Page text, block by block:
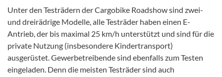
Unter den Testrädern der Cargobike Roadshow sind zwei-
und dreirädrige Modelle, alle Testräder haben einen E-
Antrieb, der bis maximal 25 km/h unterstützt und sind für die
private Nutzung (insbesondere Kindertransport)
ausgerüstet. Gewerbetreibende sind ebenfalls zum Testen
eingeladen. Denn die meisten Testräder sind auch